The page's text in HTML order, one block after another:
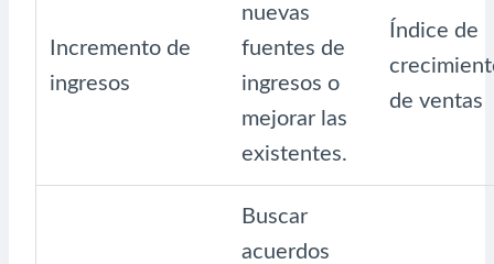
Incremento de
ingresos
nuevas
fuentes de
ingresos o
mejorar las
existentes.
Índice de
de ventas
Buscar
acuerdos